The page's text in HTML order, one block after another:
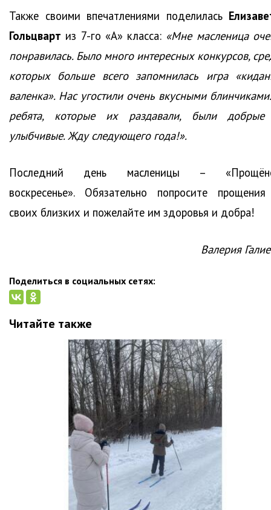
Также своими впечатлениями поделилась
Гольцварт из 7-го «А» класса: «Мне масленица
понравилась. Было много интересных конкурсов,
которых больше всего запомнилась игра
валенка». Нас угостили очень вкусными
ребята, которые их раздавали, были
улыбчивые. Жду следующего года!».
Последний день масленицы –
воскресенье». Обязательно попросите
своих близких и пожелайте им здоровья и добра!
Валерия
Поделиться в социальных сетях:
Читайте также